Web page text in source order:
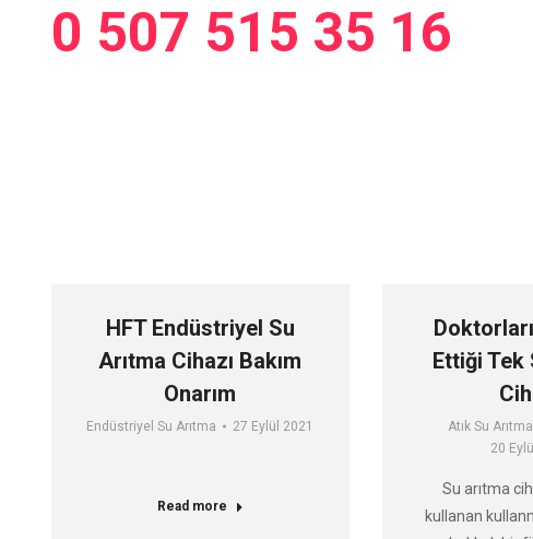
0 507 515 35 16
HFT Endüstriyel Su
Arıtma Cihazı Bakım
Onarım
Endüstriyel Su Arıtma 27 Eylül 2021
Read more
Ettiği Tek
Atık Su
20
Su arıtma
kullanan